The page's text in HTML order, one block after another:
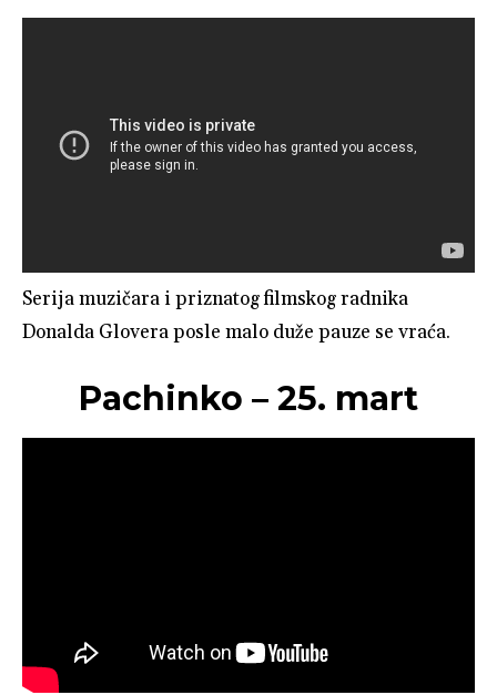
Serija muzičara i priznatog filmskog radnika
Donalda Glovera posle malo duže pauze se vraća.
Pachinko – 25. mart